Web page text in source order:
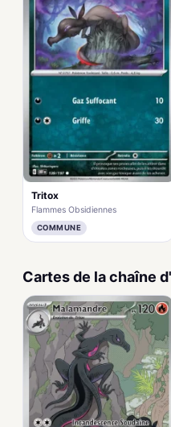
Tritox
Flammes Obsidiennes
COMMUNE
Cartes de la chaîne